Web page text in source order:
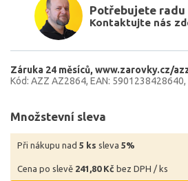
Potřebujete radu
Kontaktujte nás
Záruka 24 měsíců www.zarovky.cz/
Kód: AZZ AZ2864 EAN: 5901238428640
Množstevní sleva
Při nákupu nad 5 ks sleva 5%
Cena po slevě 241,80 Kč bez DPH / ks